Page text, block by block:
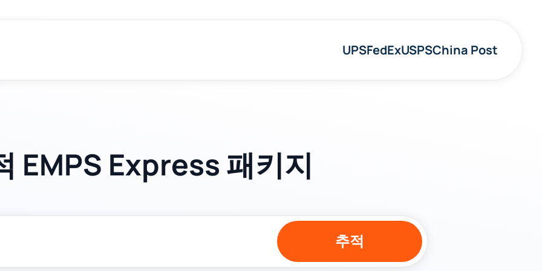
UPSFedExUSPSChina Post
EMPS Express 패키지
추적